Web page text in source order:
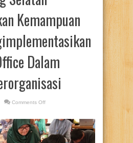
Kemampuan
Dalam
Comments Offon
Mandiri
Remaja
Karang
Taruna